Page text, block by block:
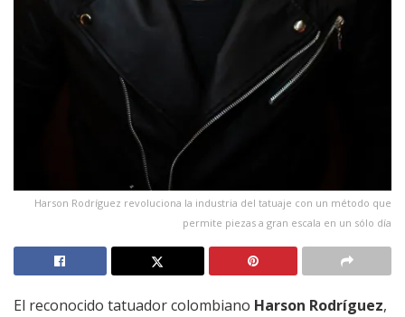
Harson Rodríguez revoluciona la industria del tatuaje con un método que
permite piezas a gran escala en un sólo día
El reconocido tatuador colombiano Harson Rodríguez,